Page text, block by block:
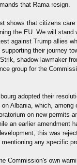
that Rama resign.
shows that citizens
the EU. We will stand
against Trump allies
their journey
shadow lawmaker
group for the
adopted their
Albania, which, among
on new permits
an earlier amendment
this was
any specific
Commission's own